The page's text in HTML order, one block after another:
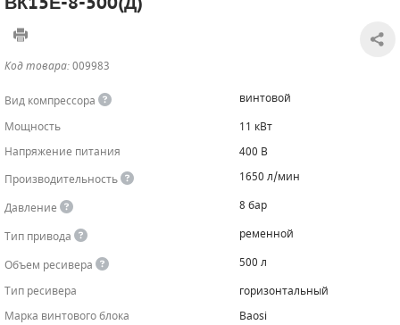
Код товара:009983
Вид компрессора
винтовой
Мощность
11 кВт
Напряжение питания
400 В
Производительность
1650 л/мин
Давление
8 бар
Тип привода
ременной
Объем ресивера
500 л
Тип ресивера
горизонтальный
Марка винтового блока
Baosi
САДОВАЯ ТЕХНИКА
ЧИЛЛЕРЫ
КАНАЛИЗАЦИОННЫЕ НАСОСЫ
БЕНЗИНОВЫЕ МОТОПОМПЫ
ТАЛИ И ТЕЛЬФЕРЫ
ОСВЕТИТЕЛЬНЫЕ МАЧТЫ
КОНТРОЛЛЕРЫ (БЛОКИ УПРАВЛЕНИЯ)
ПРЕДОХРАНИТЕЛЬНЫЕ КЛАПАНЫ
ОБРАТНЫЕ КЛАПАНЫ
РЕЛЕ ДАВЛЕНИЯ ДЛЯ ДЛЯ КОМПРЕССОРОВ
ДАТЧИКИ
РУКАВА ВЫСОКОГО ДАВЛЕНИЯ (РВД)